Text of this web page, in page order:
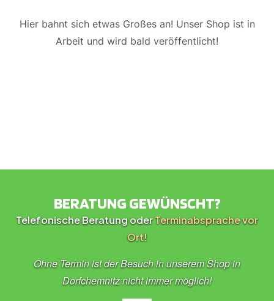
Hier bahnt sich etwas Großes an! Unser Shop ist in
Arbeit und wird bald veröffentlicht!
BERATUNG GEWÜNSCHT?
Telefonische Beratung oderTerminabsprache vor
Ort!
Ohne Termin ist der Besuch in unserem Shop in
Dorfchemnitz nicht immer möglich!